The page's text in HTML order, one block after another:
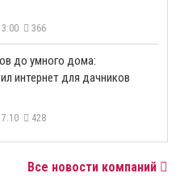
366
до умного дома:
интернет для дачников
428
Все новости компаний